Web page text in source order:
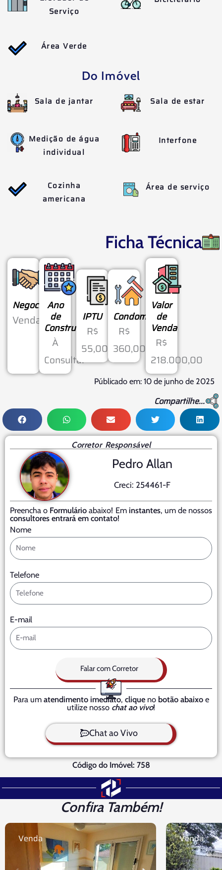
Serviço
Área Verde
Do Imóvel
Sala de jantar Sala de estar
Medição de água
individual
Interfone
Cozinha
americana
Área de serviço
Ficha Técnica
Negociação
Venda
Ano
de
Construção
À
Consultar
IPTU
R$
55,00
Condomínio
R$
360,00
Valor
de
Venda
R$
218.000,00
Públicado em: 10 de junho de 2025
Compartilhe...
Corretor Responsável
Pedro Allan
Creci: 254461-F
Preencha o Formulárioabaixo! Em instantes, um de nossos
consultores entrará em contato!
Nome
Telefone
E-mail
Falar com Corretor
Para um atendimento imediato, clique no botão abaixo e
utilize nosso chat ao vivo!
Chat ao Vivo
Código do Imóvel: 758
Confira Também!
Venda Venda